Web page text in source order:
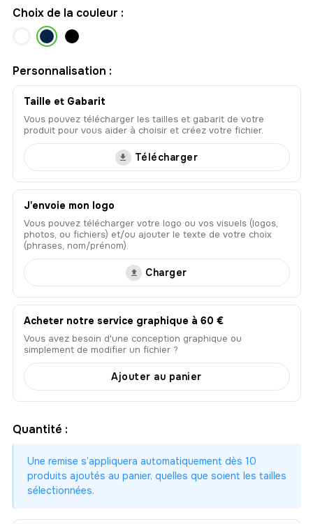
Choix de la couleur :
Personnalisation :
Taille et Gabarit
Vous pouvez télécharger les tailles et gabarit de votre
produit pour vous aider à choisir et créez votre fichier.
Télécharger
J'envoie mon logo
Vous pouvez télécharger votre logo ou vos visuels (logos,
photos, ou fichiers) et/ou ajouter le texte de votre choix
(phrases, nom/prénom).
Charger
Acheter notre service graphique à 60 €
Vous avez besoin d'une conception graphique ou
simplement de modifier un fichier ?
Ajouter au panier
Quantité :
Une remise s’appliquera automatiquement dès 10
produits ajoutés au panier, quelles que soient les tailles
sélectionnées.